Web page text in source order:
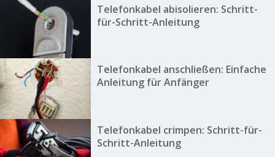
Telefonkabel abisolieren: Schritt-
für-Schritt-Anleitung
Telefonkabel anschließen: Einfache
Anleitung für Anfänger
Telefonkabel crimpen: Schritt-für-
Schritt-Anleitung